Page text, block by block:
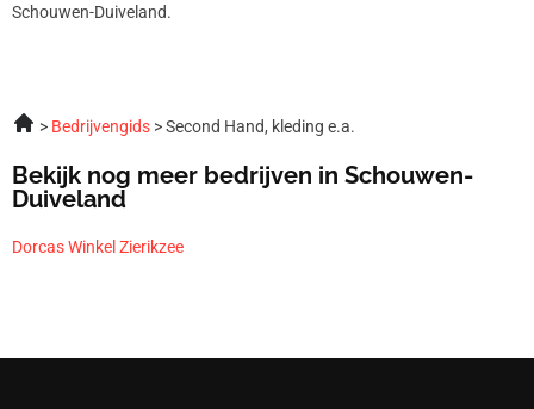
Schouwen-Duiveland.
Bedrijvengids Second Hand, kleding e.a.
Bekijk nog meer bedrijven in Schouwen-
Duiveland
Dorcas Winkel Zierikzee